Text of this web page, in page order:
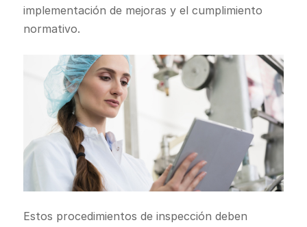
implementación de mejoras y el cumplimiento
normativo.
Estos procedimientos de inspección deben